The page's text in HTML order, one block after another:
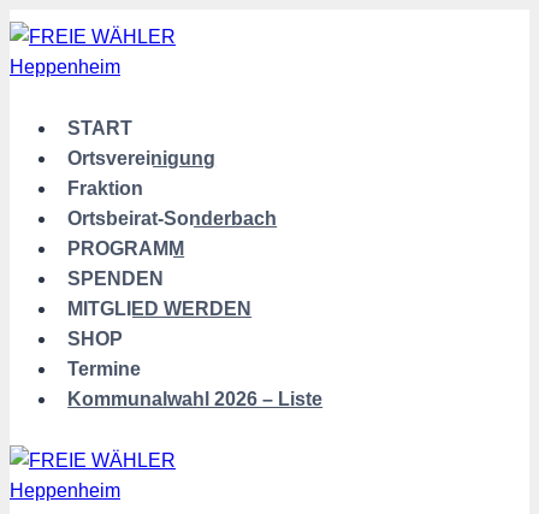
Zum
springen
START
Ortsvereinigung
Fraktion
Ortsbeirat-Sonderbach
PROGRAMM
SPENDEN
MITGLIED WERDEN
SHOP
Termine
Kommunalwahl 2026 – Liste